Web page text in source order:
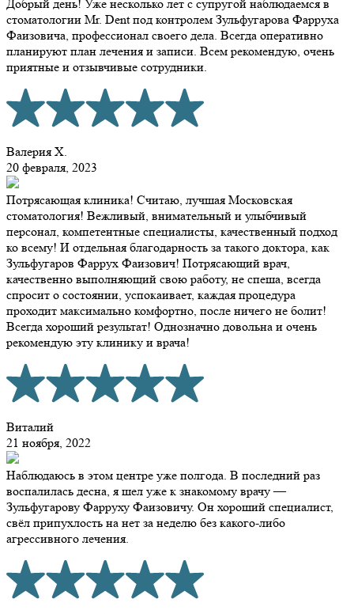
Добрый день! Уже несколько лет с супругой наблюдаемся в
стоматологии Mr. Dent под контролем Зульфугарова Фарруха
Фаизовича, профессионал своего дела. Всегда оперативно
планируют план лечения и записи. Всем рекомендую, очень
приятные и отзывчивые сотрудники.
Валерия Х.
20 февраля, 2023
Потрясающая клиника! Считаю, лучшая Московская
стоматология! Вежливый, внимательный и улыбчивый
персонал, компетентные специалисты, качественный подход
ко всему! И отдельная благодарность за такого доктора, как
Зульфугаров Фаррух Фаизович! Потрясающий врач,
качественно выполняющий свою работу, не спеша, всегда
спросит о состоянии, успокаивает, каждая процедура
проходит максимально комфортно, после ничего не болит!
Всегда хороший результат! Однозначно довольна и очень
рекомендую эту клинику и врача!
Виталий
21 ноября, 2022
Наблюдаюсь в этом центре уже полгода. В последний раз
воспалилась десна, я шел уже к знакомому врачу —
Зульфугарову Фарруху Фаизовичу. Он хороший специалист,
свёл припухлость на нет за неделю без какого-либо
агрессивного лечения.